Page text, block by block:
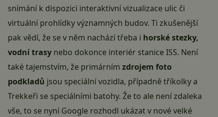
snímání k dispozici interaktivní vizualizace ulic či
virtuální prohlídky významných budov. Ti zkušenější
pak vědí, že se v něm nachází třeba i horské stezky,
vodní trasy nebo dokonce interiér stanice ISS. Není
také tajemstvím, že primárním zdrojem foto
podkladů jsou speciální vozidla, případně tříkolky a
Trekkeři se speciálními batohy. Že to ale není zdaleka
vše, to se nyní Google rozhodl ukázat v nové velké